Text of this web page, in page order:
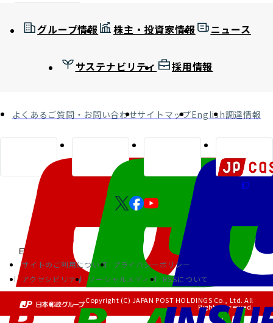
グループ情報 株主・投資家情報 ニュース
サステナビリティ 採用情報
よくあるご質問・お問い合わせサイトマップEnglish調達情報
サイトのご利用について
プライバシーポリシー
アクセシビリティ
ソーシャルメディア RSSについて
Copyright (C) JAPAN POST HOLDINGS Co., Ltd. All
Rights Reserved.